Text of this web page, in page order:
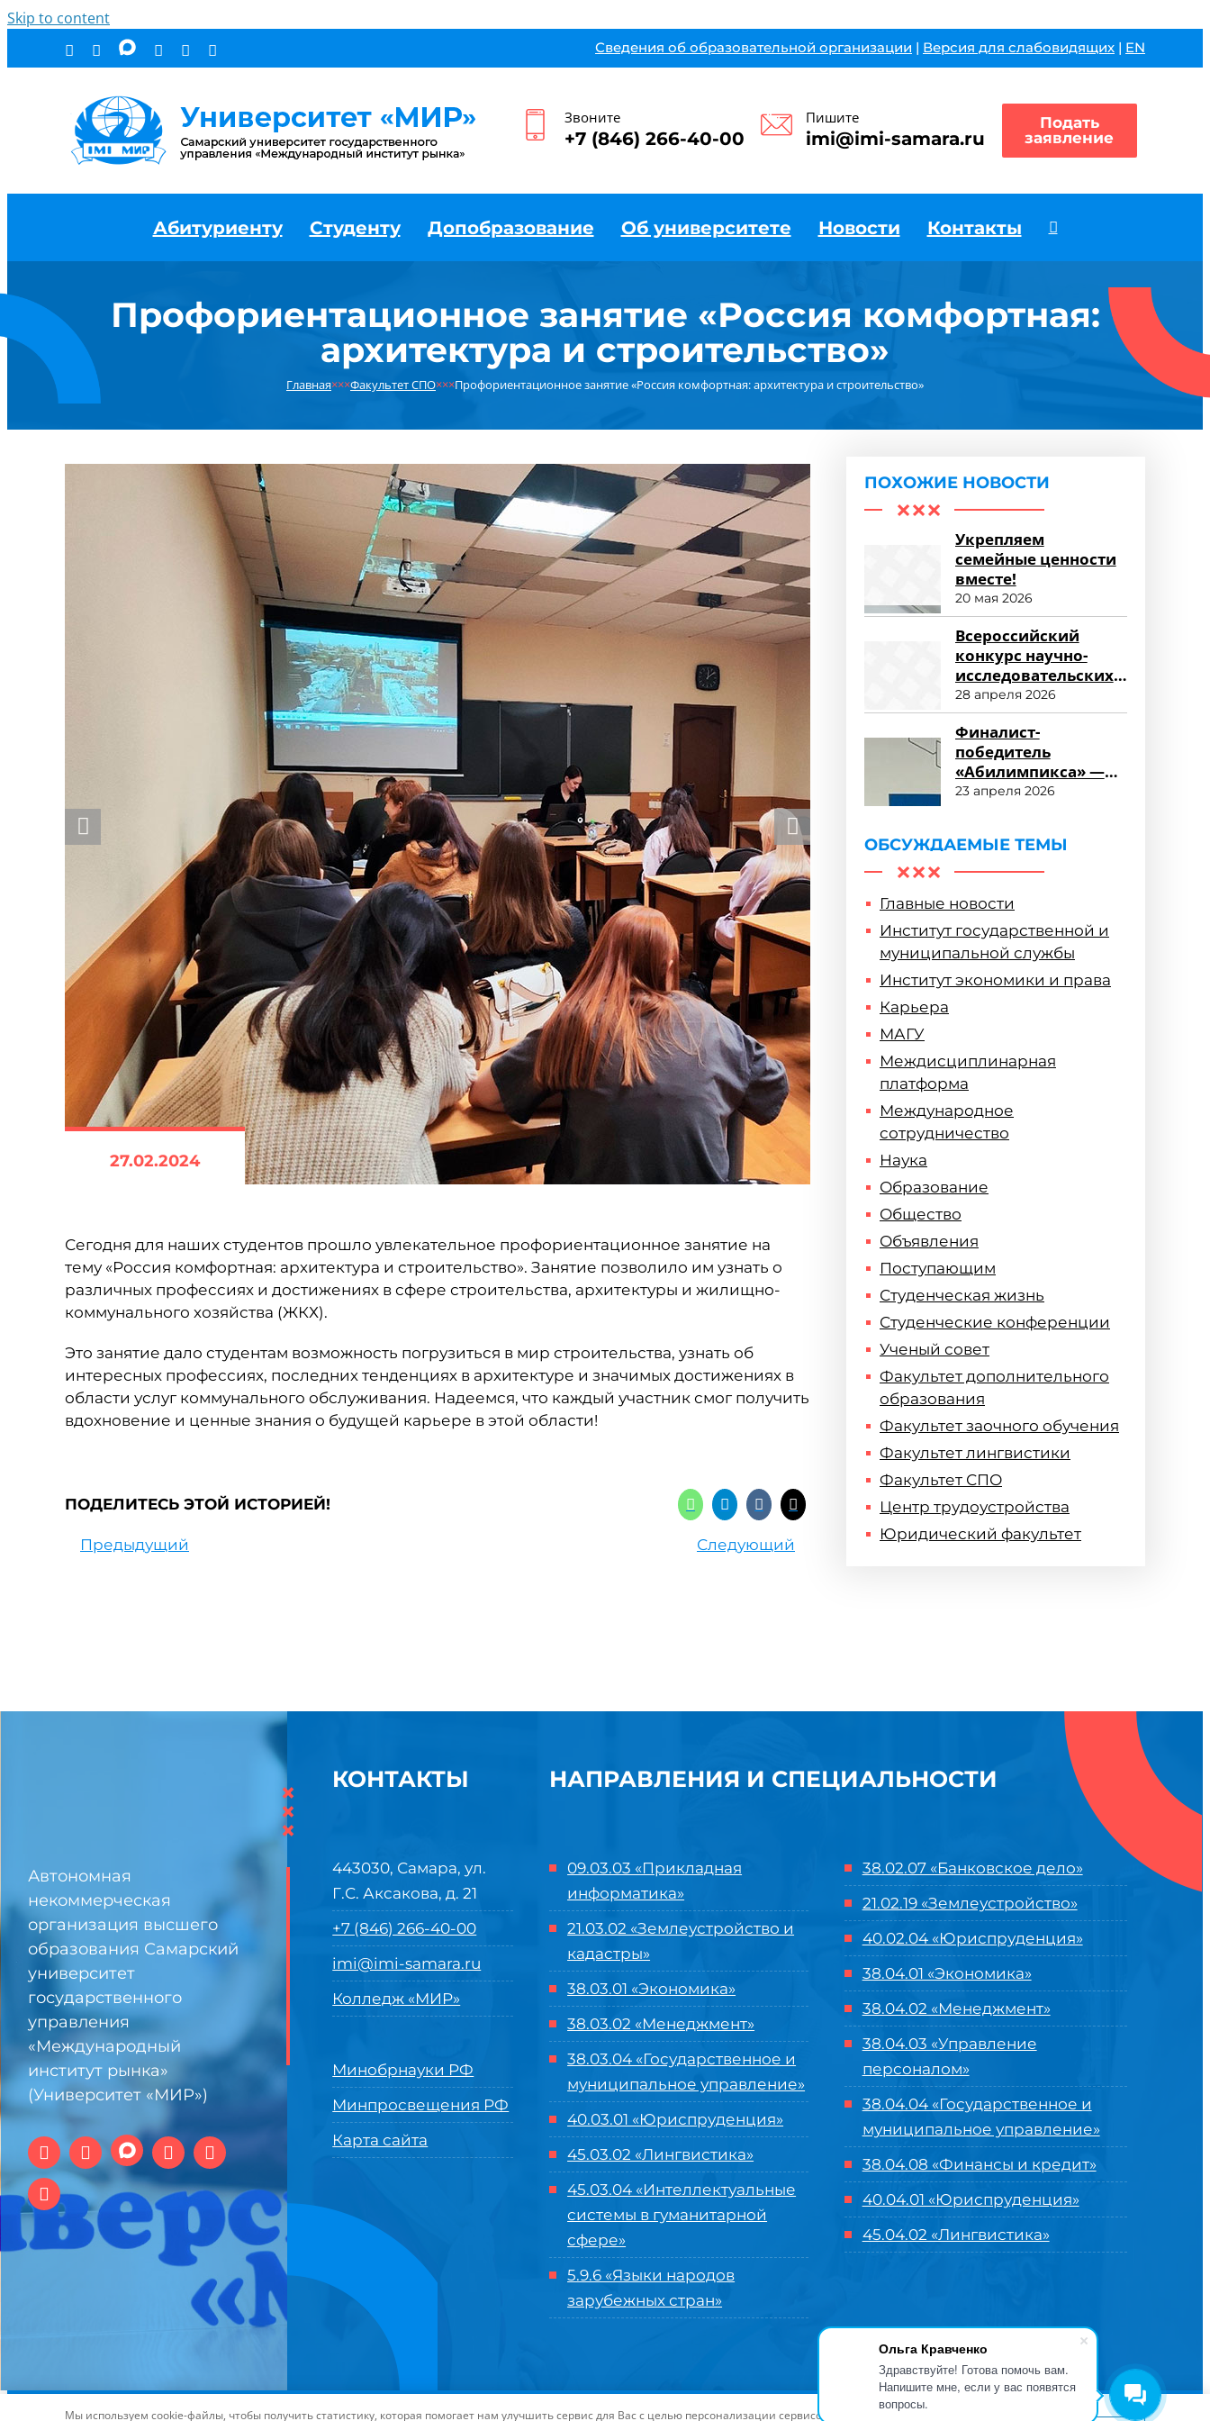
Ольга Кравченко
Здравствуйте! Готова помочь вам.
Напишите мне, если у вас появятся
вопросы.
Skip to content
Сведения об образовательной организации | Версия для слабовидящих | EN
Звоните
+7 (846) 266-40-00
Пишите
imi@imi-samara.ru
Подать
заявление
Абитуриенту Студенту Допобразование Об университете Новости Контакты
Профориентационное занятие «Россия комфортная:
архитектура и строительство»
Главная×××Факультет СПО×××Профориентационное занятие «Россия комфортная: архитектура и строительство»
27.02.2024
Сегодня для наших студентов прошло увлекательное профориентационное занятие на
тему «Россия комфортная: архитектура и строительство». Занятие позволило им узнать о
различных профессиях и достижениях в сфере строительства, архитектуры и жилищно-
коммунального хозяйства (ЖКХ).
Это занятие дало студентам возможность погрузиться в мир строительства, узнать об
интересных профессиях, последних тенденциях в архитектуре и значимых достижениях в
области услуг коммунального обслуживания. Надеемся, что каждый участник смог получить
вдохновение и ценные знания о будущей карьере в этой области!
ПОДЕЛИТЕСЬ ЭТОЙ ИСТОРИЕЙ!
Предыдущий Следующий
ПОХОЖИЕ НОВОСТИ
Укрепляем
семейные ценности
вместе!
20 мая 2026
Всероссийский
конкурс научно-
исследовательских
работ «Научный
потенциал СПО»
28 апреля 2026
Финалист-
победитель
«Абилимпикса» —
студент ФСПО
23 апреля 2026
ОБСУЖДАЕМЫЕ ТЕМЫ
Главные новости
Институт государственной и
муниципальной службы
Институт экономики и права
Карьера
МАГУ
Междисциплинарная
платформа
Международное
сотрудничество
Наука
Образование
Общество
Объявления
Поступающим
Студенческая жизнь
Студенческие конференции
Ученый совет
Факультет дополнительного
образования
Факультет заочного обучения
Факультет лингвистики
Факультет СПО
Центр трудоустройства
Юридический факультет
Автономная
некоммерческая
организация высшего
образования Самарский
университет
государственного
управления
«Международный
институт рынка»
(Университет «МИР»)
×
×
×
КОНТАКТЫ
443030, Самара, ул.
Г.С. Аксакова, д. 21
+7 (846) 266-40-00
imi@imi-samara.ru
Колледж «МИР»
Минобрнауки РФ
Минпросвещения РФ
Карта сайта
НАПРАВЛЕНИЯ И СПЕЦИАЛЬНОСТИ
09.03.03 «Прикладная
информатика»
21.03.02 «Землеустройство и
кадастры»
38.03.01 «Экономика»
38.03.02 «Менеджмент»
38.03.04 «Государственное и
муниципальное управление»
40.03.01 «Юриспруденция»
45.03.02 «Лингвистика»
45.03.04 «Интеллектуальные
системы в гуманитарной
сфере»
5.9.6 «Языки народов
зарубежных стран»
38.02.07 «Банковское дело»
21.02.19 «Землеустройство»
40.02.04 «Юриспруденция»
38.04.01 «Экономика»
38.04.02 «Менеджмент»
38.04.03 «Управление
персоналом»
38.04.04 «Государственное и
муниципальное управление»
38.04.08 «Финансы и кредит»
40.04.01 «Юриспруденция»
45.04.02 «Лингвистика»
| Разработка и продвижение в
Центре цифровых
Мы используем cookie-файлы, чтобы получить статистику, которая помогает нам улучшить сервис для Вас с целью персонализации сервисов и предложений. Вы можете